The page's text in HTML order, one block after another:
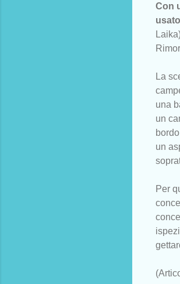
Con
La
una
un
un
Per